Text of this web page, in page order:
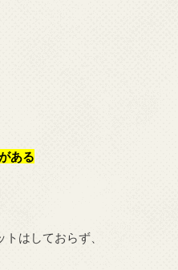
ある
はしておらず、